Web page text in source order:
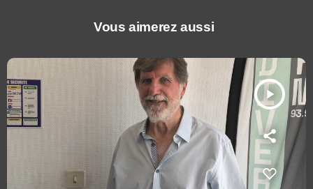
Vous aimerez aussi
play_arrow